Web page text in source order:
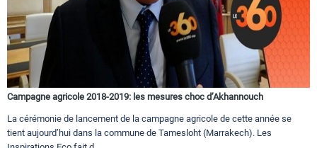
Campagne agricole 2018-2019: les mesures choc d’Akhannouch
La cérémonie de lancement de la campagne agricole de cette année se
tient aujourd’hui dans la commune de Tamesloht (Marrakech). Les